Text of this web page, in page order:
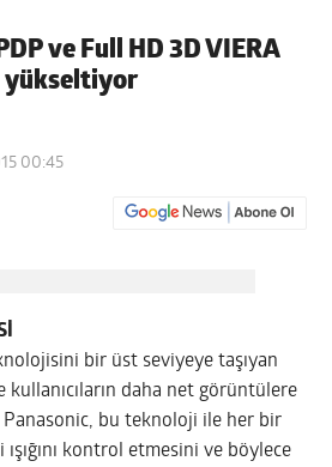
ve Full HD 3D VIERA
yükseltiyor
00:45
bir üst seviyeye taşıyan
kullanıcıların daha net görüntülere
Panasonic, bu teknoloji ile her bir
kontrol etmesini ve böylece